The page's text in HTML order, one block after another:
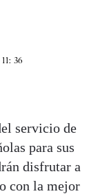
36
servicio de
para sus
disfrutar a
con la mejor